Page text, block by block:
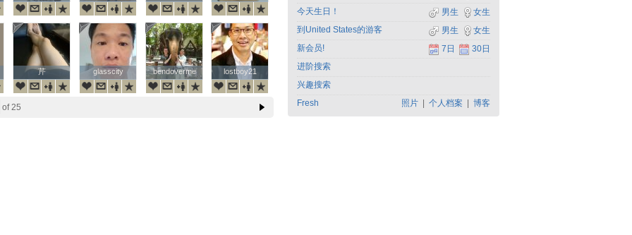
芹
芹 glasscity
glasscity bendoverme
bendoverme lostboy21
lostboy21
of 25
今天生日！
女生
男生
到United States的游客
女生
男生
新会员!
30日
7日
进阶搜索
兴趣搜索
Fresh
照片 个人档案 博客